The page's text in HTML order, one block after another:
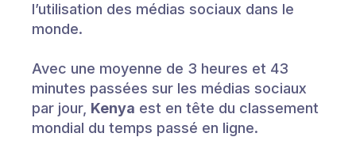
l’utilisation des médias sociaux dans le
monde.
Avec une moyenne de 3 heures et 43
minutes passées sur les médias sociaux
par jour, Kenya est en tête du classement
mondial du temps passé en ligne.